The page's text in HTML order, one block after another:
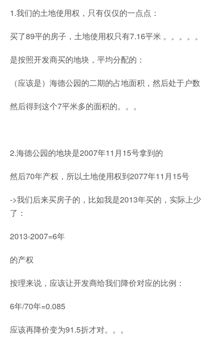
1.我们的土地使用权，只有仅仅的一点点：
买了89平的房子，土地使用权只有7.16平米 。。。。。
是按照开发商买的地块，平均分配的：
（应该是）海德公园的二期的占地面积，然后处于户数
然后得到这个7平米多的面积的。。。
2.海德公园的地块是2007年11月15号拿到的
然后70年产权，所以土地使用权到2077年11月15号
->我们后来买房子的，比如我是2013年买的，实际上少
了：
2013-2007=6年
的产权
按理来说，应该让开发商给我们降价对应的比例：
6年/70年=0.085
应该再降价变为91.5折才对。。。